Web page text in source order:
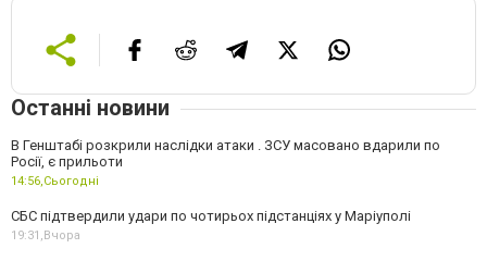
Останні новини
В Генштабі розкрили наслідки атаки . ЗСУ масовано вдарили по
Росії, є прильоти
14:56,Сьогодні
СБС підтвердили удари по чотирьох підстанціях у Маріуполі
19:31,Вчора